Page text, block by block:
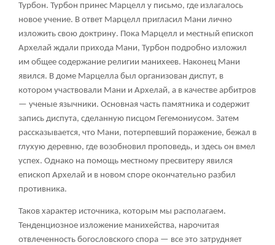
Турбон. Турбон принес Марцелл у письмо, где излагалось
новое учение. В ответ Марцелл пригласил Мани лично
изложить свою доктрину. Пока Марцелл и местный епископ
Архелай ждали прихода Мани, Турбон подробно изложил
им общее содержание религии манихеев. Наконец Мани
явился. В доме Марцелла был организован диспут, в
котором участвовали Мани и Архелай, а в качестве арбитров
— ученые язычники. Основная часть памятника и содержит
запись диспута, сделанную писцом Гегемониусом. Затем
рассказывается, что Мани, потерпевший поражение, бежал в
глухую деревню, где возобновил проповедь, и здесь он вмел
успех. Однако на помощь местному пресвитеру явился
епископ Архелай и в новом споре окончательно разбил
противника.
Таков характер источника, которым мы располагаем.
Тенденциозное изложение манихейства, нарочитая
отвлеченность богословского спора — все это затрудняет